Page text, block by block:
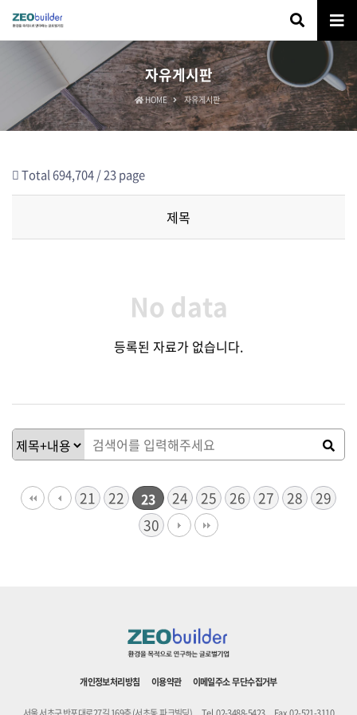
자유게시판
HOME 자유게시판
Total 694,704 /23 page
제목
No data
등록된 자료가 없습니다.
21 22 23 24 25 26 27 28
29
30
개인정보처리방침 이용약관 이메일주소 무단수집거부